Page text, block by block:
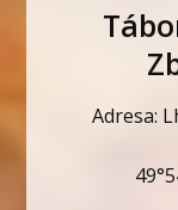
Adresa: